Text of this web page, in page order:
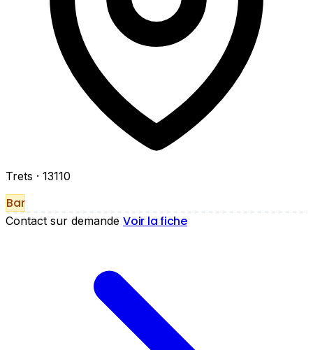
Trets · 13110
Bar
Contact sur demande Voir la fiche